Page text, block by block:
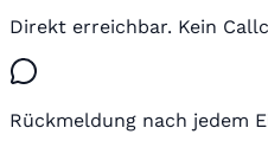
Direkt erreichbar. Kein
Rückmeldung nach jedem